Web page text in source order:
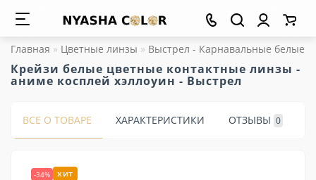
Главная Цветные линзы Выстрел - Карнавальные белые
Крейзи белые цветные контактные линзы -
аниме косплей хэллоуин - Выстрел
ВСЕ О ТОВАРЕ ХАРАКТЕРИСТИКИ ОТЗЫВЫ 0
-34% хит